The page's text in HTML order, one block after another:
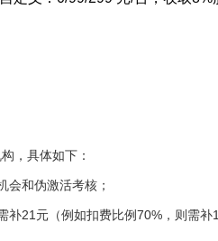
，具体如下：
会和伪激活考核；
补21元（例如扣费比例70%，则需补